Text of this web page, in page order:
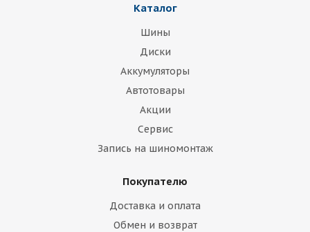
Каталог
Шины
Диски
Аккумуляторы
Автотовары
Акции
Сервис
Запись на шиномонтаж
Покупателю
Доставка и оплата
Обмен и возврат